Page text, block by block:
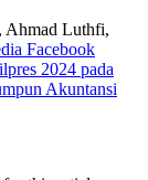
Ahmad Luthfi,
Facebook
2024 pada
Akuntansi